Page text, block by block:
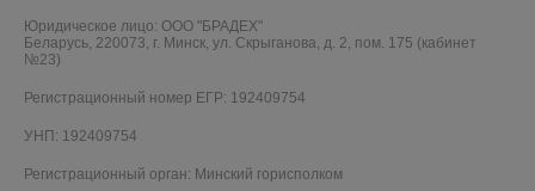
Юридическое лицо: ООО "БРАДЕХ"
Беларусь, 220073, г. Минск, ул. Скрыганова, д. 2, пом. 175 (кабинет
№23)
Регистрационный номер ЕГР: 192409754
УНП: 192409754
Регистрационный орган: Минский горисполком